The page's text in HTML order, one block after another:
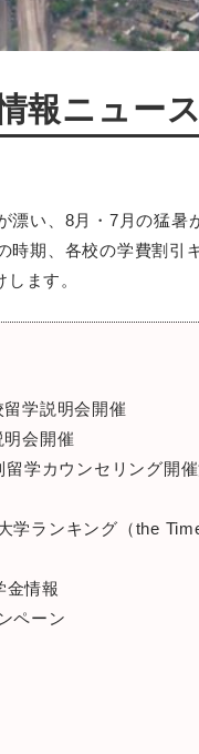
報ニュース
い、8月・7月の猛
期、各校の学費割引
ます。
学説明会開催
会開催
学カウンセリング開
学ランキング（the
金情報
ペーン